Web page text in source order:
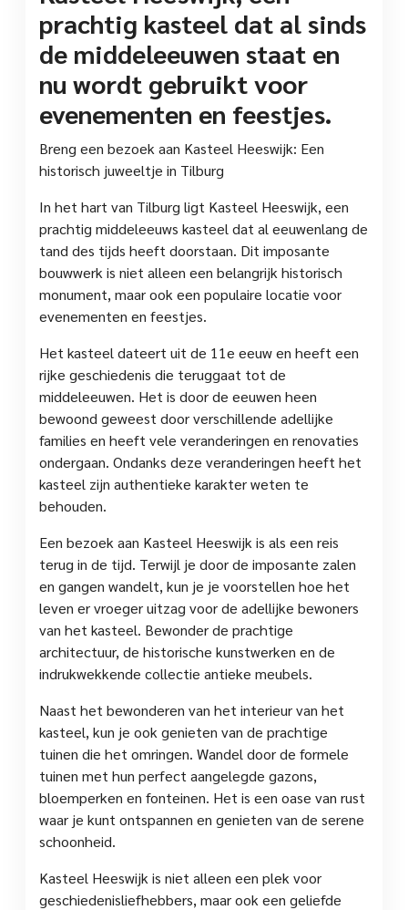
prachtig kasteel dat al sinds
de middeleeuwen staat en
nu wordt gebruikt voor
evenementen en feestjes.
Breng een bezoek aan Kasteel Heeswijk: Een
historisch juweeltje in Tilburg
In het hart van Tilburg ligt Kasteel Heeswijk, een
prachtig middeleeuws kasteel dat al eeuwenlang de
tand des tijds heeft doorstaan. Dit imposante
bouwwerk is niet alleen een belangrijk historisch
monument, maar ook een populaire locatie voor
evenementen en feestjes.
Het kasteel dateert uit de 11e eeuw en heeft een
rijke geschiedenis die teruggaat tot de
middeleeuwen. Het is door de eeuwen heen
bewoond geweest door verschillende adellijke
families en heeft vele veranderingen en renovaties
ondergaan. Ondanks deze veranderingen heeft het
kasteel zijn authentieke karakter weten te
behouden.
Een bezoek aan Kasteel Heeswijk is als een reis
terug in de tijd. Terwijl je door de imposante zalen
en gangen wandelt, kun je je voorstellen hoe het
leven er vroeger uitzag voor de adellijke bewoners
van het kasteel. Bewonder de prachtige
architectuur, de historische kunstwerken en de
indrukwekkende collectie antieke meubels.
Naast het bewonderen van het interieur van het
kasteel, kun je ook genieten van de prachtige
tuinen die het omringen. Wandel door de formele
tuinen met hun perfect aangelegde gazons,
bloemperken en fonteinen. Het is een oase van rust
waar je kunt ontspannen en genieten van de serene
schoonheid.
Kasteel Heeswijk is niet alleen een plek voor
geschiedenisliefhebbers, maar ook een geliefde